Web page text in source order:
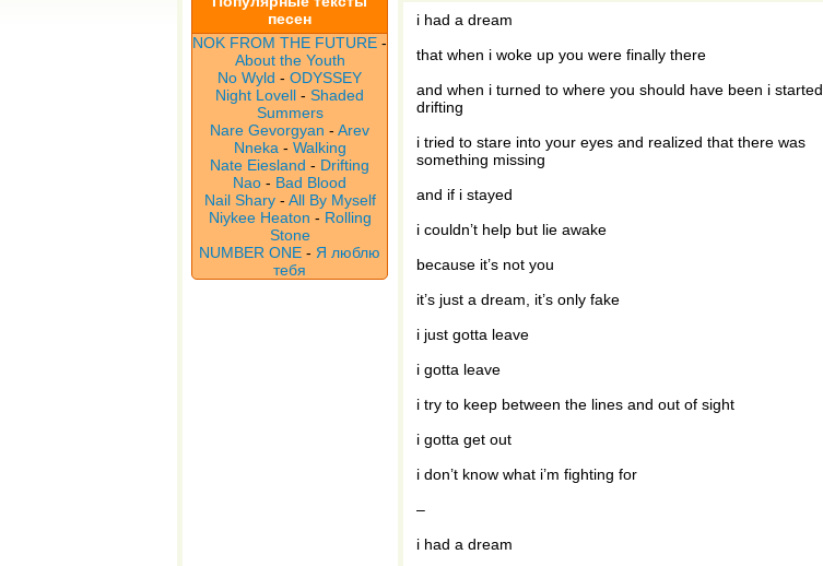
песен
NOK FROM THE FUTURE -
About the Youth
No Wyld - ODYSSEY
Night Lovell - Shaded
Summers
Nare Gevorgyan - Arev
Nneka - Walking
Nate Eiesland - Drifting
Nao - Bad Blood
Nail Shary- All By Myself
Niykee Heaton - Rolling
Stone
NUMBER ONE - Я люблю
тебя
i had a dream
that when i woke up you were finally there
and when i turned to where you should have been i started
drifting
i tried to stare into your eyes and realized that there was
something missing
and if i stayed
i couldn’t help but lie awake
because it’s not you
it’s just a dream, it’s only fake
i just gotta leave
i gotta leave
i try to keep between the lines and out of sight
i gotta get out
i don’t know what i’m fighting for
–
i had a dream